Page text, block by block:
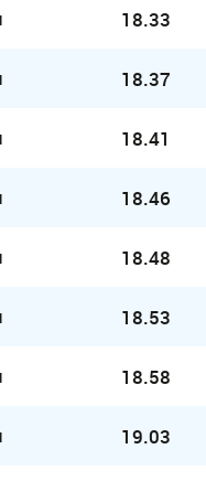
18.33
18.37
18.41
18.46
18.48
18.53
18.58
19.03